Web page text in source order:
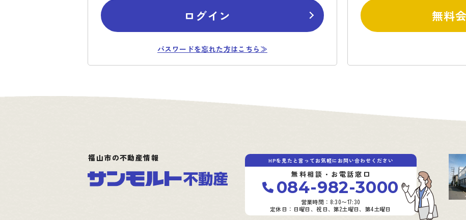
ログイン
パスワードを忘れた方はこちら≫
無料
福山市の不動産情報 HPを見たと言ってお気軽にお問い合わせください
無料相談・お電話窓口
084-982-3000
営業時間：8:30〜17:30
定休日：日曜日、祝日、第2土曜日、第4土曜日